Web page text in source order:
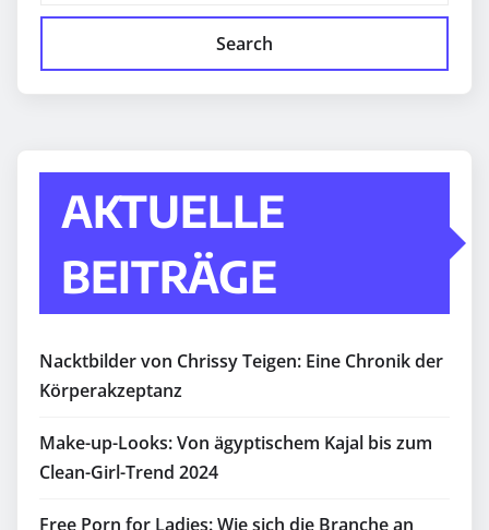
Search
AKTUELLE
BEITRÄGE
Nacktbilder von Chrissy Teigen: Eine Chronik der
Körperakzeptanz
Make-up-Looks: Von ägyptischem Kajal bis zum
Clean-Girl-Trend 2024
Free Porn for Ladies: Wie sich die Branche an